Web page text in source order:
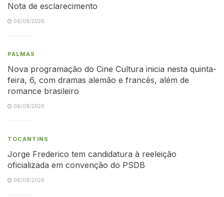
Nota de esclarecimento
06/08/2026
PALMAS
Nova programação do Cine Cultura inicia nesta quinta-
feira, 6, com dramas alemão e francês, além de
romance brasileiro
06/08/2026
TOCANTINS
Jorge Frederico tem candidatura à reeleição
oficializada em convenção do PSDB
06/08/2026